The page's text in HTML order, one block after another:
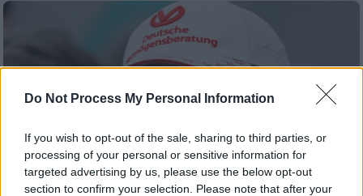
Do Not Process My Personal Information
If you wish to opt-out of the sale, sharing to third parties, or
processing of your personal or sensitive information for
targeted advertising by us, please use the below opt-out
section to confirm your selection. Please note that after your